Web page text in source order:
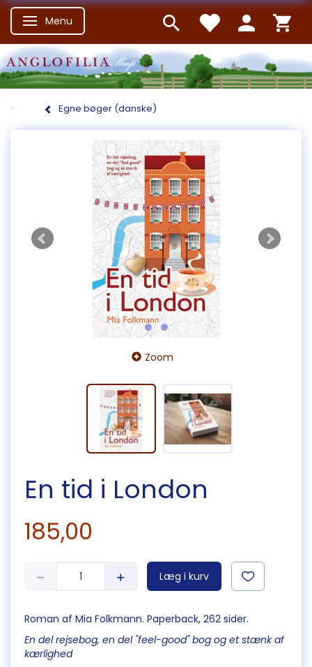
Skifte navigation
Menu
Egne bøger (danske)
Zoom
En tid i London
185,00
Læg i kurv
Roman af Mia Folkmann. Paperback, 262 sider.
En del rejsebog, en del "feel-good" bog og et stænk af
kærlighed